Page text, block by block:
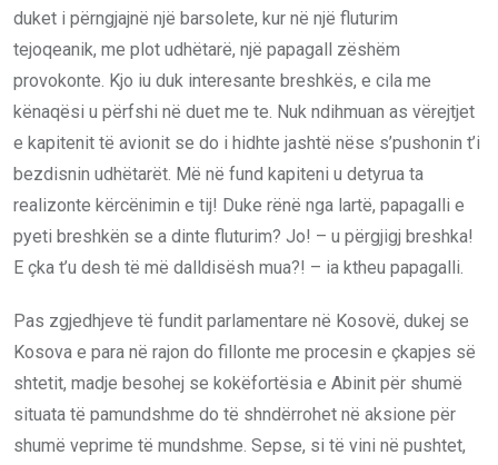
duket i përngjajnë një barsolete, kur në një fluturim
tejoqeanik, me plot udhëtarë, një papagall zëshëm
provokonte. Kjo iu duk interesante breshkës, e cila me
kënaqësi u përfshi në duet me te. Nuk ndihmuan as vërejtjet
e kapitenit të avionit se do i hidhte jashtë nëse s’pushonin t’i
bezdisnin udhëtarët. Më në fund kapiteni u detyrua ta
realizonte kërcënimin e tij! Duke rënë nga lartë, papagalli e
pyeti breshkën se a dinte fluturim? Jo! – u përgjigj breshka!
E çka t’u desh të më dalldisësh mua?! – ia ktheu papagalli.
Pas zgjedhjeve të fundit parlamentare në Kosovë, dukej se
Kosova e para në rajon do fillonte me procesin e çkapjes së
shtetit, madje besohej se kokëfortësia e Abinit për shumë
situata të pamundshme do të shndërrohet në aksione për
shumë veprime të mundshme. Sepse, si të vini në pushtet,